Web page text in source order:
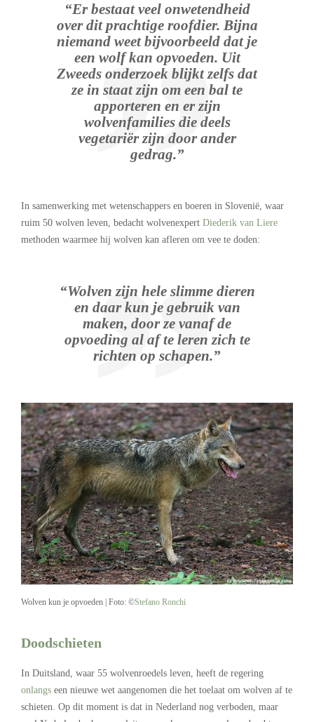
“Er bestaat veel onwetendheid
over dit prachtige roofdier. Bijna
niemand weet bijvoorbeeld dat je
een wolf kan opvoeden. Uit
Zweeds onderzoek blijkt zelfs dat
ze in staat zijn om een bal te
apporteren en er zijn
wolvenfamilies die deels
vegetariër zijn door ander
gedrag.”
In samenwerking met wetenschappers en boeren in Slovenië, waar
ruim 50 wolven leven, bedacht wolvenexpert Diederik van Liere
methoden waarmee hij wolven kan afleren om vee te doden:
“Wolven zijn hele slimme dieren
en daar kun je gebruik van
maken, door ze vanaf de
opvoeding al af te leren zich te
richten op schapen.”
Wolven kun je opvoeden | Foto: ©Stefano Ronchi
Doodschieten
In Duitsland, waar 55 wolvenroedels leven, heeft de regering
onlangs een nieuwe wet aangenomen die het toelaat om wolven af te
schieten. Op dit moment is dat in Nederland nog verboden, maar